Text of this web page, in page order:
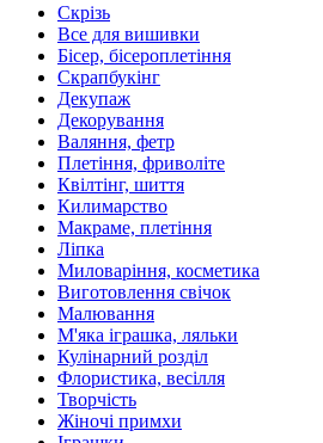
Скрізь
Все для вишивки
Бісер, бісероплетіння
Скрапбукінг
Декупаж
Декорування
Валяння, фетр
Плетіння, фриволіте
Квілтінг, шиття
Килимарство
Макраме, плетіння
Ліпка
Миловаріння, косметика
Виготовлення свічок
Малювання
М'яка іграшка, ляльки
Кулінарний розділ
Флористика, весілля
Творчість
Жіночі примхи